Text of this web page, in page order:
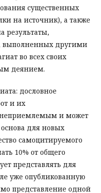
существенных
на источник), а также
результаты,
выполненных другими
во всех своих
деянием.
дословное
и их
неприемлемым и может
для новых
самоцитируемого
10% от общего
представлять для
уже опубликованную
представление одной